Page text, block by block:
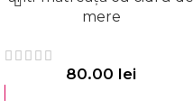
mere
80.00 lei